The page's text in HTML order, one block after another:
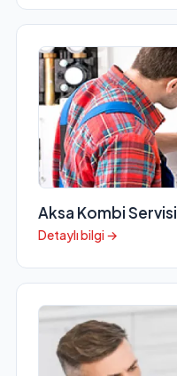
Aksa Kombi Servisi
Detaylı bilgi →